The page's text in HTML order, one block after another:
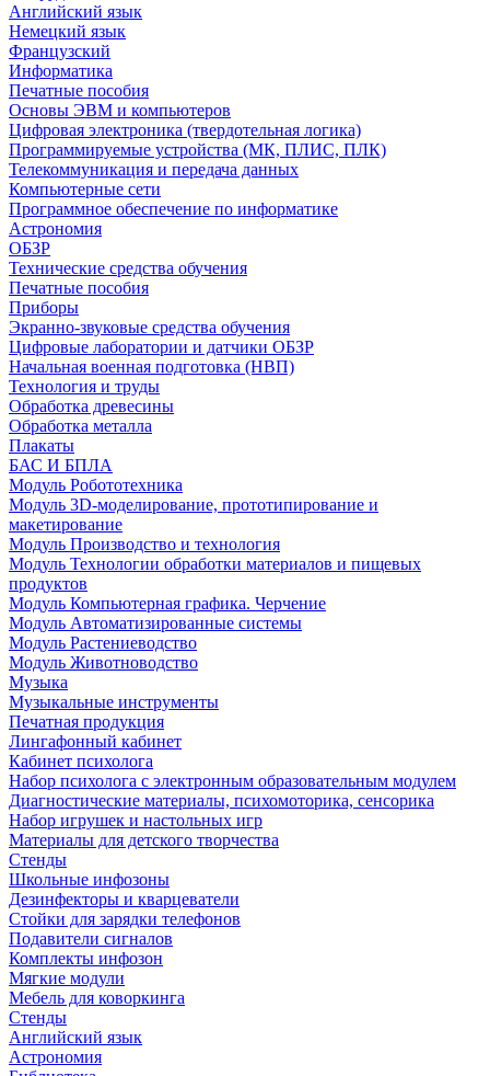
Английский язык
Немецкий язык
Французский
Информатика
Печатные пособия
Основы ЭВМ и компьютеров
Цифровая электроника (твердотельная логика)
Программируемые устройства (МК, ПЛИС, ПЛК)
Телекоммуникация и передача данных
Компьютерные сети
Программное обеспечение по информатике
Астрономия
ОБЗР
Технические средства обучения
Печатные пособия
Приборы
Экранно-звуковые средства обучения
Цифровые лаборатории и датчики ОБЗР
Начальная военная подготовка (НВП)
Технология и труды
Обработка древесины
Обработка металла
Плакаты
БАС И БПЛА
Модуль Робототехника
Модуль 3D-моделирование, прототипирование и
макетирование
Модуль Производство и технология
Модуль Технологии обработки материалов и пищевых
продуктов
Модуль Компьютерная графика. Черчение
Модуль Автоматизированные системы
Модуль Растениеводство
Модуль Животноводство
Музыка
Музыкальные инструменты
Печатная продукция
Лингафонный кабинет
Кабинет психолога
Набор психолога с электронным образовательным модулем
Диагностические материалы, психомоторика, сенсорика
Набор игрушек и настольных игр
Материалы для детского творчества
Стенды
Школьные инфозоны
Дезинфекторы и кварцеватели
Стойки для зарядки телефонов
Подавители сигналов
Комплекты инфозон
Мягкие модули
Мебель для коворкинга
Стенды
Английский язык
Астрономия